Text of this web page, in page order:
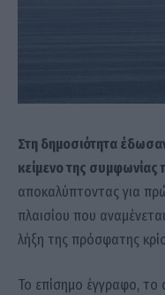
Στη δημοσιότητα
κείμενο της συμφωνίας
αποκαλύπτοντας για
πλαισίου που
λήξη της πρόσφατης
Το επίσημο έγγραφο,